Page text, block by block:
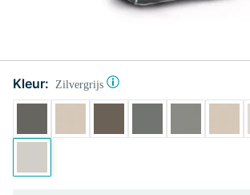
Kleur: Zilvergrijs